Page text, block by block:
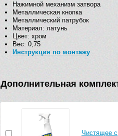
Нажимной механизм затвора
Металлическая кнопка
Металлический патрубок
Материал: латунь
Цвет: хром
Вес: 0,75
Инструкция по монтажу
Дополнительная
Чистящее